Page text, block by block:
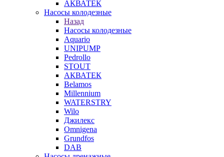
АКВАТЕК
Насосы колодезные
Назад
Насосы колодезные
Aquario
UNIPUMP
Pedrollo
STOUT
АКВАТЕК
Belamos
Millennium
WATERSTRY
Wilo
Джилекс
Omnigena
Grundfos
DAB